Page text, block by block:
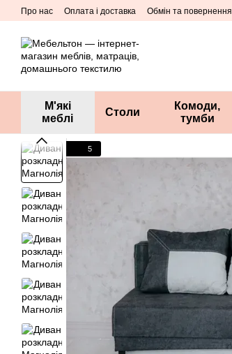
Перейти до основного контенту
Про нас Оплата і доставка Обмін та повернення
М'які
меблі
Столи
Комоди,
тумби
5